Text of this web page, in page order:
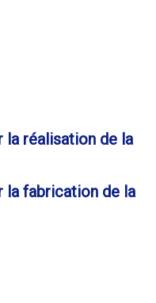
la réalisation de la
la fabrication de la